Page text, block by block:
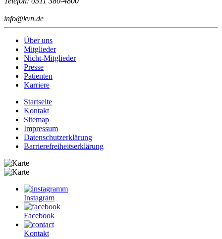
info@kvn.de
Über uns
Mitglieder
Nicht-Mitglieder
Presse
Patienten
Karriere
Startseite
Kontakt
Sitemap
Impressum
Datenschutzerklärung
Barrierefreiheitserklärung
Instagram
Facebook
Kontakt